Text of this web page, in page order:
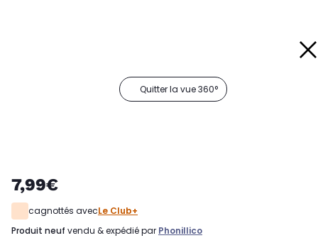
Quitter la vue 360°
7,99€
cagnottés avecLe Club+
produit neuf vendu & expédié par Phonillico